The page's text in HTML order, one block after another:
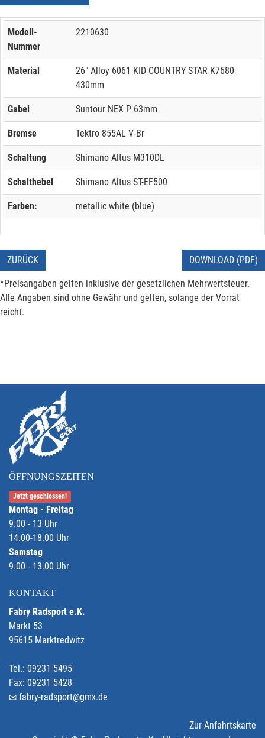
Modell-
Nummer
2210630
Material
26" Alloy 6061 KID COUNTRY STAR K7680
430mm
Gabel Suntour NEX P 63mm
Bremse Tektro 855AL V-Br
Schaltung Shimano Altus M310DL
Schalthebel Shimano Altus ST-EF500
Farben: metallic white (blue)
ZURÜCK DOWNLOAD (PDF)
*Preisangaben gelten inklusive der gesetzlichen Mehrwertsteuer.
Alle Angaben sind ohne Gewähr und gelten, solange der Vorrat
reicht.
ÖFFNUNGSZEITEN
Jetzt geschlossen!
Montag - Freitag
9.00 - 13 Uhr
14.00-18.00 Uhr
Samstag
9.00 - 13.00 Uhr
KONTAKT
Fabry Radsport e.K.
Markt 53
95615 Marktredwitz
Tel.: 09231 5495
Fax: 09231 5428
fabry-radsport@gmx.de
Zur Anfahrtskarte